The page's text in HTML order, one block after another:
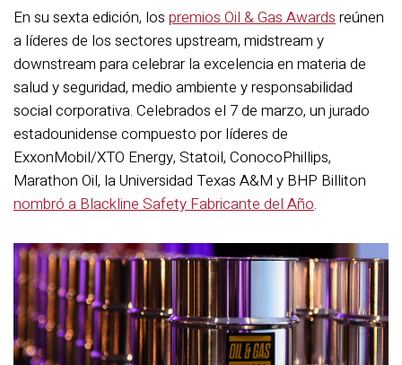
En su sexta edición, los premios Oil & Gas Awardsreúnen
a líderes de los sectores upstream, midstream y
downstream para celebrar la excelencia en materia de
salud y seguridad, medio ambiente y responsabilidad
social corporativa. Celebrados el 7 de marzo, un jurado
estadounidense compuesto por líderes de
ExxonMobil/XTO Energy, Statoil, ConocoPhillips,
Marathon Oil, la Universidad Texas A&M y BHP Billiton
nombró a Blackline Safety Fabricante del Año.